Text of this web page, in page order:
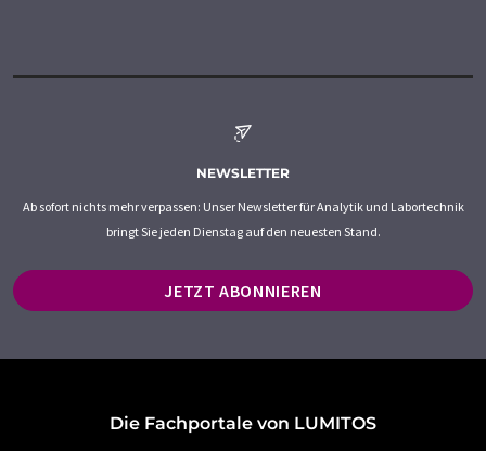
NEWSLETTER
Ab sofort nichts mehr verpassen: Unser Newsletter für Analytik und Labortechnik
bringt Sie jeden Dienstag auf den neuesten Stand.
JETZT ABONNIEREN
Die Fachportale von LUMITOS